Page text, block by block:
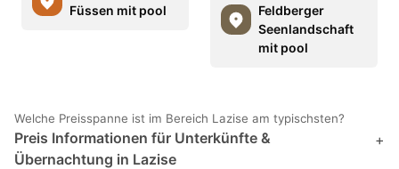
Füssen mit pool
Feldberger
Seenlandschaft
mit pool
Welche Preisspanne ist im Bereich Lazise am typischsten?
Preis Informationen für Unterkünfte &
Übernachtung in Lazise
+